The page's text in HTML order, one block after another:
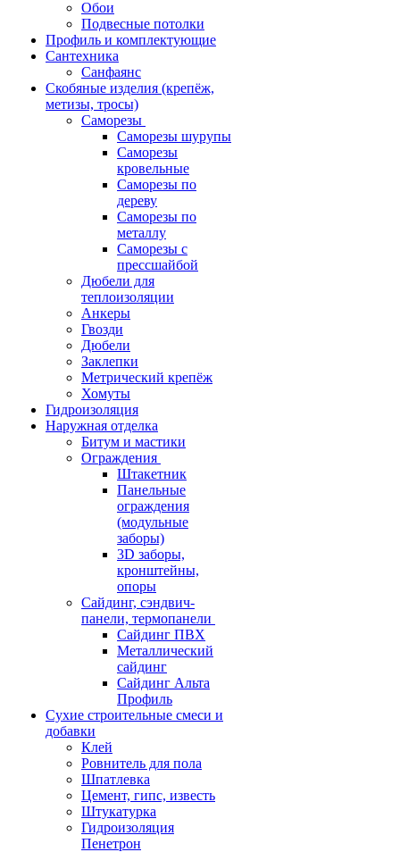
Обои
Подвесные потолки
Профиль и комплектующие
Сантехника
Санфаянс
Скобяные изделия (крепёж,
метизы, тросы)
Саморезы
Саморезы шурупы
Саморезы
кровельные
Саморезы по
дереву
Саморезы по
металлу
Саморезы с
прессшайбой
Дюбели для
теплоизоляции
Анкеры
Гвозди
Дюбели
Заклепки
Метрический крепёж
Хомуты
Гидроизоляция
Наружная отделка
Битум и мастики
Ограждения
Штакетник
Панельные
ограждения
(модульные
заборы)
3D заборы,
кронштейны,
опоры
Cайдинг, сэндвич-
панели, термопанели
Сайдинг ПВХ
Металлический
сайдинг
Сайдинг Альта
Профиль
Сухие строительные смеси и
добавки
Клей
Ровнитель для пола
Шпатлевка
Цемент, гипс, известь
Штукатурка
Гидроизоляция
Пенетрон